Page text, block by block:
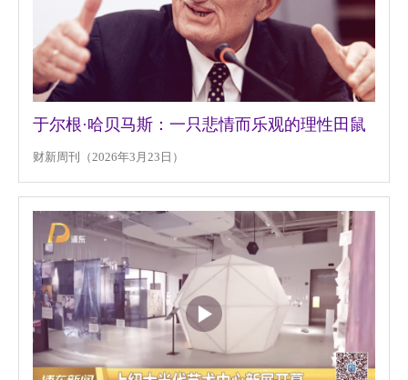
于尔根·哈贝马斯：一只悲情而乐观的理性田鼠
财新周刊（2026年3月23日）